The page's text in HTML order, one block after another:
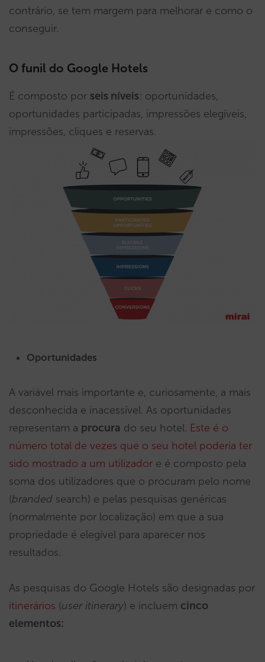
contrário, se tem margem para melhorar e como o
conseguir.
O funil do Google Hotels
É composto por seis níveis: oportunidades,
oportunidades participadas, impressões elegíveis,
impressões, cliques e reservas.
Oportunidades
A variável mais importante e, curiosamente, a mais
desconhecida e inacessível. As oportunidades
representam a procura do seu hotel. Este é o
número total de vezes que o seu hotel poderia ter
sido mostrado a um utilizador e é composto pela
soma dos utilizadores que o procuram pelo nome
(branded search) e pelas pesquisas genéricas
(normalmente por localização) em que a sua
propriedade é elegível para aparecer nos
resultados.
As pesquisas do Google Hotels são designadas por
itinerários (user itinerary) e incluem cinco
elementos: